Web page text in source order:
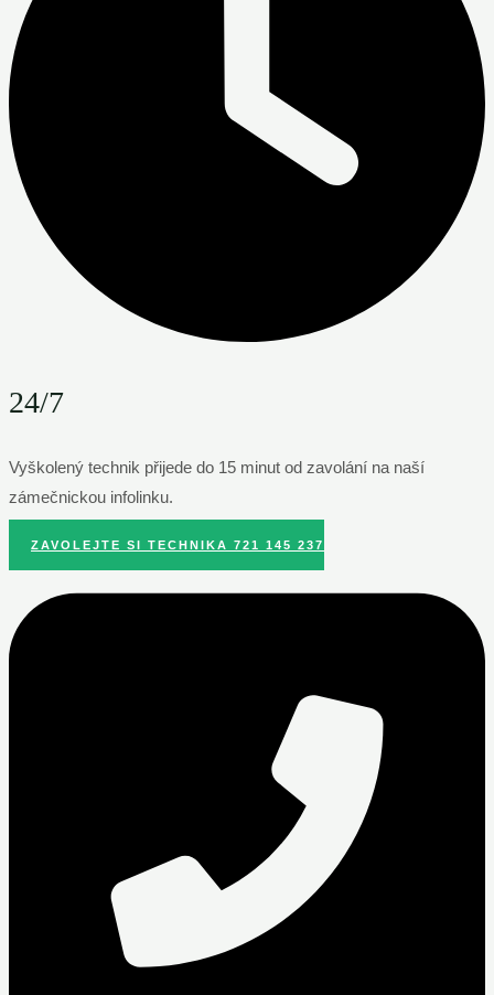
24/7
Vyškolený technik přijede do 15 minut od zavolání na naší
zámečnickou infolinku.
ZAVOLEJTE SI TECHNIKA 721 145 237